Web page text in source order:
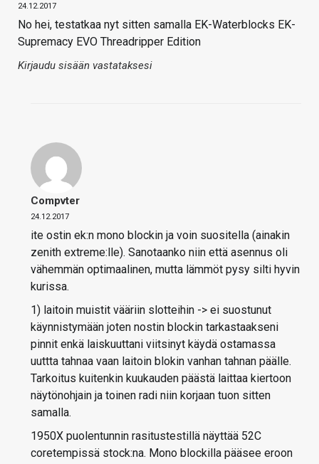
24.12.2017
No hei, testatkaa nyt sitten samalla EK-Waterblocks EK-
Supremacy EVO Threadripper Edition
Kirjaudu sisään vastataksesi
Compvter
24.12.2017
ite ostin ek:n mono blockin ja voin suositella (ainakin
zenith extreme:lle). Sanotaanko niin että asennus oli
vähemmän optimaalinen, mutta lämmöt pysy silti hyvin
kurissa.
1) laitoin muistit vääriin slotteihin -> ei suostunut
käynnistymään joten nostin blockin tarkastaakseni
pinnit enkä laiskuuttani viitsinyt käydä ostamassa
uuttta tahnaa vaan laitoin blokin vanhan tahnan päälle.
Tarkoitus kuitenkin kuukauden päästä laittaa kiertoon
näytönohjain ja toinen radi niin korjaan tuon sitten
samalla.
1950X puolentunnin rasitustestillä näyttää 52C
coretempissä stock:na. Mono blockilla pääsee eroon